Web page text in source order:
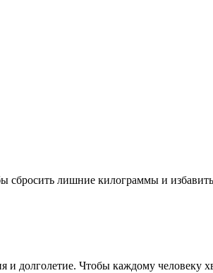
сбросить лишние килограммы и
и долголетие. Чтобы каждому человеку